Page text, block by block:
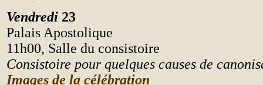
Vendredi 23
Palais Apostolique
11h00, Salle du consistoire
Consistoire pour quelques causes de
Images de la célébration